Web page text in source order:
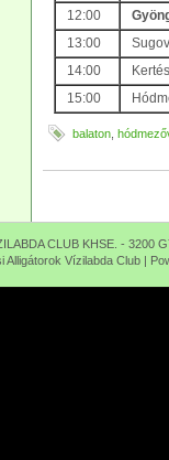
12:00
13:00
14:00
15:00
balaton
CLUB KHSE. - 3200
Vízilabda Club |